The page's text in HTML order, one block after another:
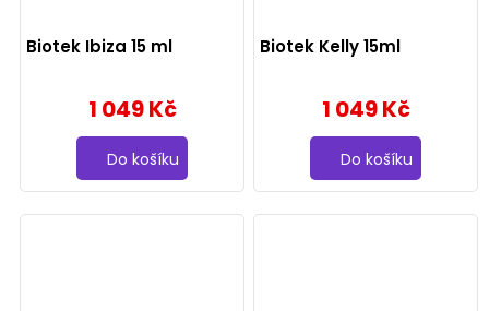
Biotek Ibiza 15 ml
1 049 Kč
Do košíku
Biotek Kelly 15ml
1 049 Kč
Do košíku